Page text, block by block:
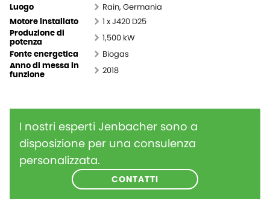
Luogo Rain, Germania
Motore installato 1 x J420 D25​
Produzione di
potenza
1,500 kW
Fonte energetica Biogas
Anno di messa in
funzione
2018
I nostri esperti Jenbacher sono a
disposizione per una consulenza
personalizzata.
CONTATTI